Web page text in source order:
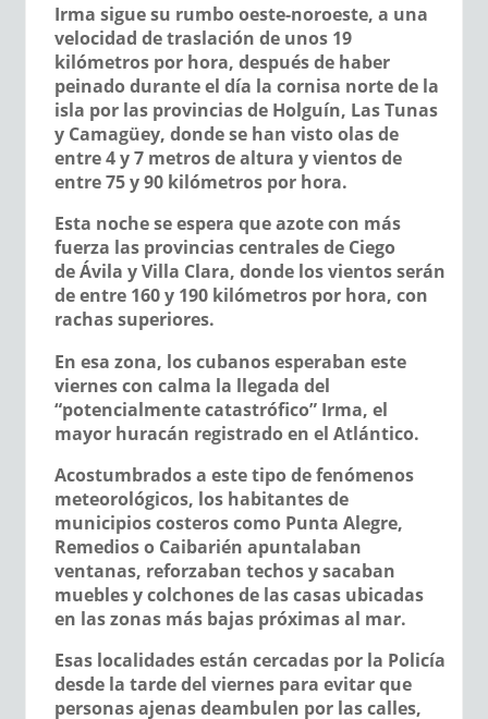
Irma sigue su rumbo oeste-noroeste, a una
velocidad de traslación de unos 19
kilómetros por hora, después de haber
peinado durante el día la cornisa norte de la
isla por las provincias de Holguín, Las Tunas
y Camagüey, donde se han visto olas de
entre 4 y 7 metros de altura y vientos de
entre 75 y 90 kilómetros por hora.
Esta noche se espera que azote con más
fuerza las provincias centrales de Ciego
de Ávila y Villa Clara, donde los vientos serán
de entre 160 y 190 kilómetros por hora, con
rachas superiores.
En esa zona, los cubanos esperaban este
viernes con calma la llegada del
“potencialmente catastrófico” Irma, el
mayor huracán registrado en el Atlántico.
Acostumbrados a este tipo de fenómenos
meteorológicos, los habitantes de
municipios costeros como Punta Alegre,
Remedios o Caibarién apuntalaban
ventanas, reforzaban techos y sacaban
muebles y colchones de las casas ubicadas
en las zonas más bajas próximas al mar.
Esas localidades están cercadas por la Policía
desde la tarde del viernes para evitar que
personas ajenas deambulen por las calles,